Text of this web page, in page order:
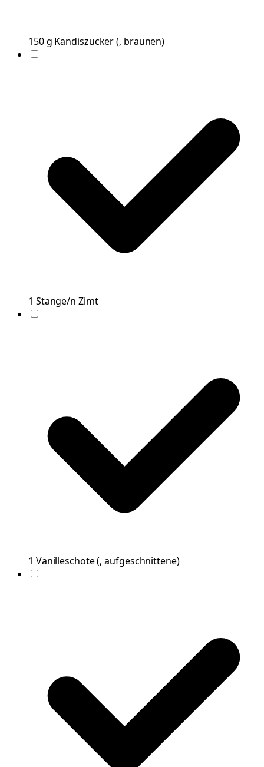
150g Kandiszucker(, braunen)
1 Stange/n Zimt
1 Vanilleschote(, aufgeschnittene)